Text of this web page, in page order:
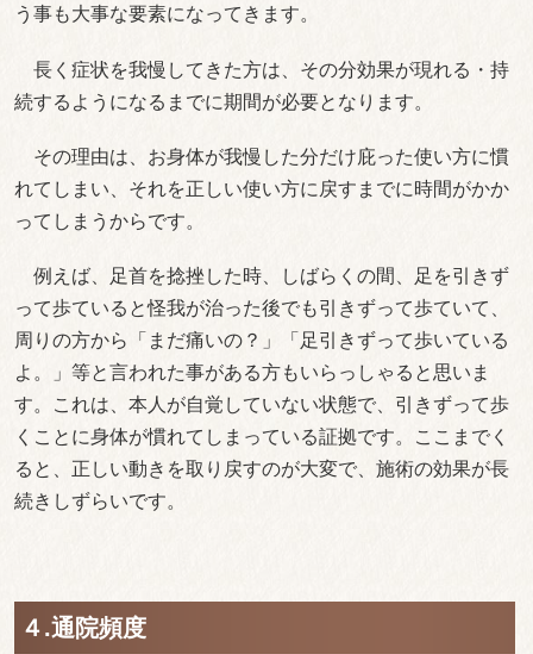
う事も大事な要素になってきます。
長く症状を我慢してきた方は、その分効果が現れる・持
続するようになるまでに期間が必要となります。
その理由は、お身体が我慢した分だけ庇った使い方に慣
れてしまい、それを正しい使い方に戻すまでに時間がかか
ってしまうからです。
例えば、足首を捻挫した時、しばらくの間、足を引きず
って歩ていると怪我が治った後でも引きずって歩ていて、
周りの方から「まだ痛いの？」「足引きずって歩いている
よ。」等と言われた事がある方もいらっしゃると思いま
す。これは、本人が自覚していない状態で、引きずって歩
くことに身体が慣れてしまっている証拠です。ここまでく
ると、正しい動きを取り戻すのが大変で、施術の効果が長
続きしずらいです。
４.通院頻度